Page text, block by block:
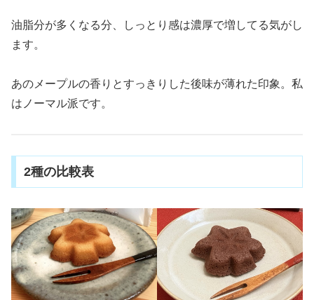
油脂分が多くなる分、しっとり感は濃厚で増してる気がし
ます。
あのメープルの香りとすっきりした後味が薄れた印象。私
はノーマル派です。
2種の比較表